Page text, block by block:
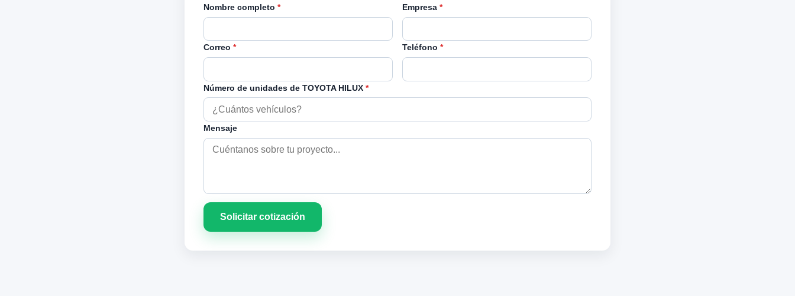
Nombre completo * Empresa *
Correo * Teléfono *
Número de unidades de TOYOTA HILUX *
Mensaje
Solicitar cotización